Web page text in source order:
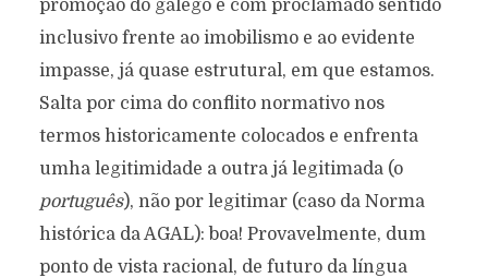
promoção do galego e com proclamado sentido
inclusivo frente ao imobilismo e ao evidente
impasse, já quase estrutural, em que estamos.
Salta por cima do conflito normativo nos
termos historicamente colocados e enfrenta
umha legitimidade a outra já legitimada (o
português), não por legitimar (caso da Norma
histórica da AGAL): boa! Provavelmente, dum
ponto de vista racional, de futuro da língua